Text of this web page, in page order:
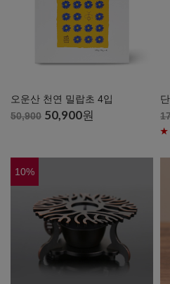
오운산 천연 밀랍초 4입
50,900 50,900원
★
10%